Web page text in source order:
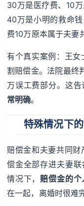
30万是医疗费、10
40万是小明的救命
费10万原本属于夫妻
有个真实案例：王
割赔偿金。法院最终
万误工费部分。这告
常明确。
特殊情况下
赔偿金和夫妻共同
偿金全部存进夫妻
情况下， 赔偿金的
在一起，离婚时很难